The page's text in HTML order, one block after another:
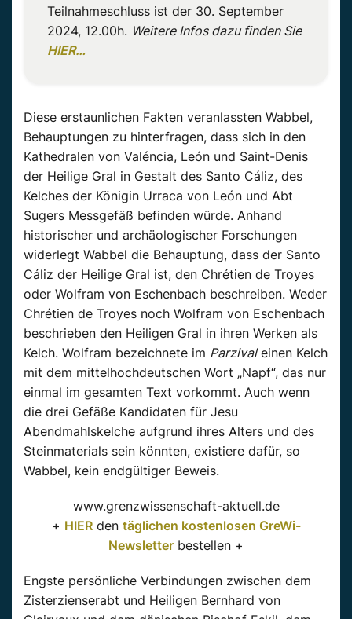
Teilnahmeschluss ist der 30. September
2024, 12.00h. Weitere Infos dazu finden Sie
HIER…
Diese erstaunlichen Fakten veranlassten Wabbel,
Behauptungen zu hinterfragen, dass sich in den
Kathedralen von Valéncia, León und Saint-Denis
der Heilige Gral in Gestalt des Santo Cáliz, des
Kelches der Königin Urraca von León und Abt
Sugers Messgefäß befinden würde. Anhand
historischer und archäologischer Forschungen
widerlegt Wabbel die Behauptung, dass der Santo
Cáliz der Heilige Gral ist, den Chrétien de Troyes
oder Wolfram von Eschenbach beschreiben. Weder
Chrétien de Troyes noch Wolfram von Eschenbach
beschrieben den Heiligen Gral in ihren Werken als
Kelch. Wolfram bezeichnete im Parzivaleinen Kelch
mit dem mittelhochdeutschen Wort „Napf“, das nur
einmal im gesamten Text vorkommt. Auch wenn
die drei Gefäße Kandidaten für Jesu
Abendmahlskelche aufgrund ihres Alters und des
Steinmaterials sein könnten, existiere dafür, so
Wabbel, kein endgültiger Beweis.
www.grenzwissenschaft-aktuell.de
+ HIERden täglichen kostenlosen GreWi-
Newsletter bestellen +
Engste persönliche Verbindungen zwischen dem
Zisterzienserabt und Heiligen Bernhard von